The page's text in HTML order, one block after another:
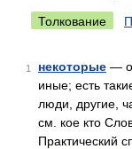
Толкование
1 некоторые —
иные; есть
люди, другие,
см. кое кто
Практический